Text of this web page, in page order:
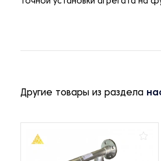
точной установки агрегата на
Другие товары из раздела